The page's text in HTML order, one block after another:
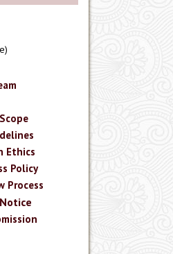
Ethics
Policy
Process